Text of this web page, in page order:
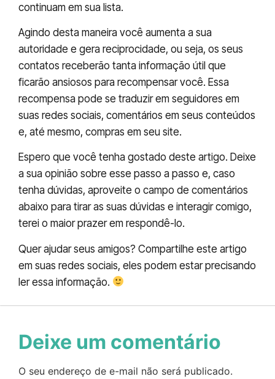
continuam em sua lista.
Agindo desta maneira você aumenta a sua
autoridade e gera reciprocidade, ou seja, os seus
contatos receberão tanta informação útil que
ficarão ansiosos para recompensar você. Essa
recompensa pode se traduzir em seguidores em
suas redes sociais, comentários em seus conteúdos
e, até mesmo, compras em seu site.
Espero que você tenha gostado deste artigo. Deixe
a sua opinião sobre esse passo a passo e, caso
tenha dúvidas, aproveite o campo de comentários
abaixo para tirar as suas dúvidas e interagir comigo,
terei o maior prazer em respondê-lo.
Quer ajudar seus amigos? Compartilhe este artigo
em suas redes sociais, eles podem estar precisando
ler essa informação.
Deixe um comentário
O seu endereço de e-mail não será publicado.